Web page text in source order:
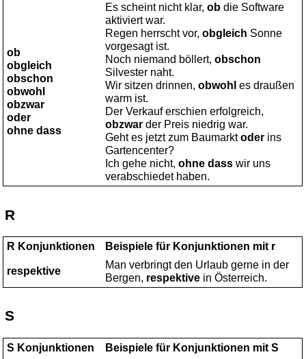
ob
obgleich
obschon
obwohl
obzwar
oder
ohne dass
Es scheint nicht klar,ob die Software
aktiviert war.
Regen herrscht vor,obgleich Sonne
vorgesagt ist.
Noch niemand böllert,obschon
Silvester naht.
Wir sitzen drinnen,obwohles draußen
warm ist.
Der Verkauf erschien erfolgreich,
obzwar der Preis niedrig war.
Geht es jetzt zum Baumarktoder ins
Gartencenter?
Ich gehe nicht,ohne dass wir uns
verabschiedet haben.
R
R Konjunktionen Beispiele für Konjunktionen mit r
respektive
Man verbringt den Urlaub gerne in der
Bergen, respektive in Österreich.
S
S Konjunktionen Beispiele für Konjunktionen mit S